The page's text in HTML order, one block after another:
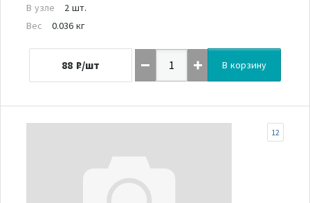
В узле
2 шт.
Вес
0.036 кг
88 ₽/шт В корзину
12